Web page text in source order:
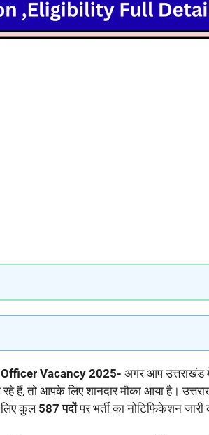
Vacancy 2025- अगर आप उत्तराखंड
हैं, तो आपके लिए शानदार मौका आया है।
कुल 587 पदोंपर भर्ती का नोटिफिकेशन जारी